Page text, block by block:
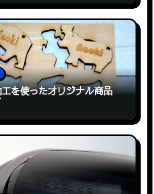
工を使ったオリジナル商品